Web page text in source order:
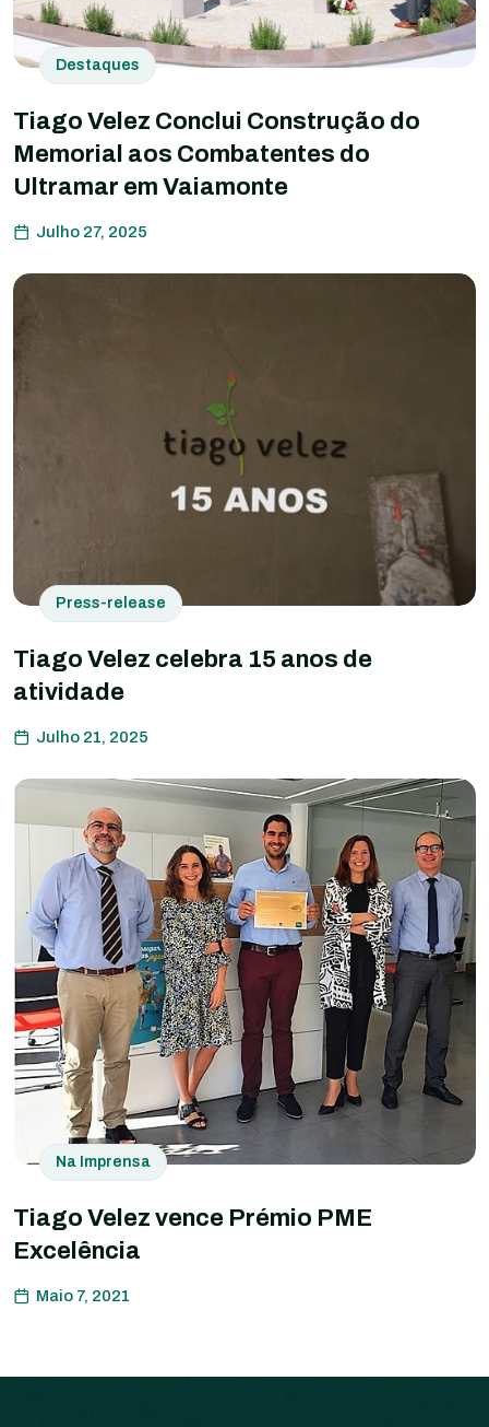
Destaques
Tiago Velez Conclui Construção do
Memorial aos Combatentes do
Ultramar em Vaiamonte
Julho 27, 2025
Press-release
Tiago Velez celebra 15 anos de
atividade
Julho 21, 2025
Na Imprensa
Tiago Velez vence Prémio PME
Excelência
Maio 7, 2021